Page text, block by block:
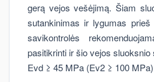
gerą vejos vešėjimą. Šiam
sutankinimas ir lygumas
savikontrolės
pasitikrinti ir šio vejos
Evd ≥ 45 MPa (Ev2 ≥ 100